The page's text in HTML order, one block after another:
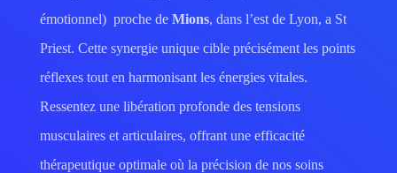
émotionnel) proche de Mions, dans l’est de Lyon, a St
Priest. Cette synergie unique cible précisément les points
réflexes tout en harmonisant les énergies vitales.
Ressentez une libération profonde des tensions
musculaires et articulaires, offrant une efficacité
thérapeutique optimale où la précision de nos soins